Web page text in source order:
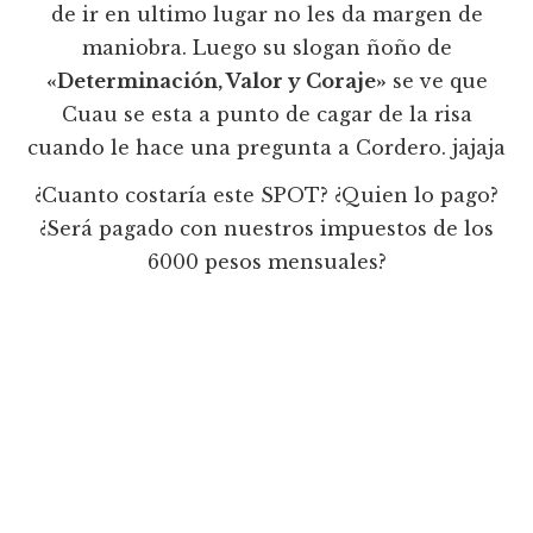
de ir en ultimo lugar no les da margen de
maniobra. Luego su slogan ñoño de
«Determinación, Valor y Coraje» se ve que
Cuau se esta a punto de cagar de la risa
cuando le hace una pregunta a Cordero. jajaja
¿Cuanto costaría este SPOT? ¿Quien lo pago?
¿Será pagado con nuestros impuestos de los
6000 pesos mensuales?